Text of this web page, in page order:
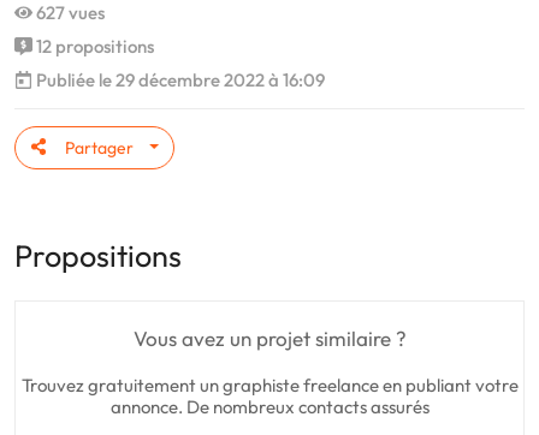
627 vues
12 propositions
Publiée le 29 décembre 2022 à 16:09
Partager
Propositions
Vous avez un projet similaire ?
Trouvez gratuitement un graphiste freelance en publiant votre
annonce. De nombreux contacts assurés